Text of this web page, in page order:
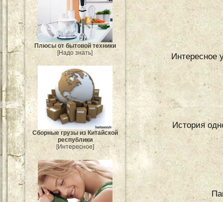
Плюсы от бытовой техники
[Надо знать]
Сборные грузы из Китайской
республики
[Интересное]
Интересное
История